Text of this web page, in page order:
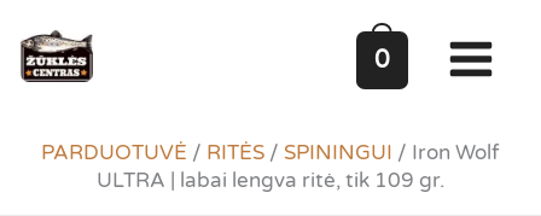
prie
turinio
0
PARDUOTUVĖ / RITĖS / SPININGUI / Iron Wolf
ULTRA | labai lengva ritė, tik 109 gr.